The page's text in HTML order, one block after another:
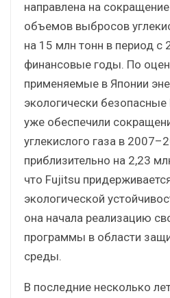
направлена на
объемов выбросов
на 15 млн тонн в период с
финансовые годы. По
применяемые в Японии
экологически
уже обеспечили
углекислого газа в
приблизительно на 2,23
что Fujitsu
экологической
она начала реализацию
программы в области
среды.
В последние несколько